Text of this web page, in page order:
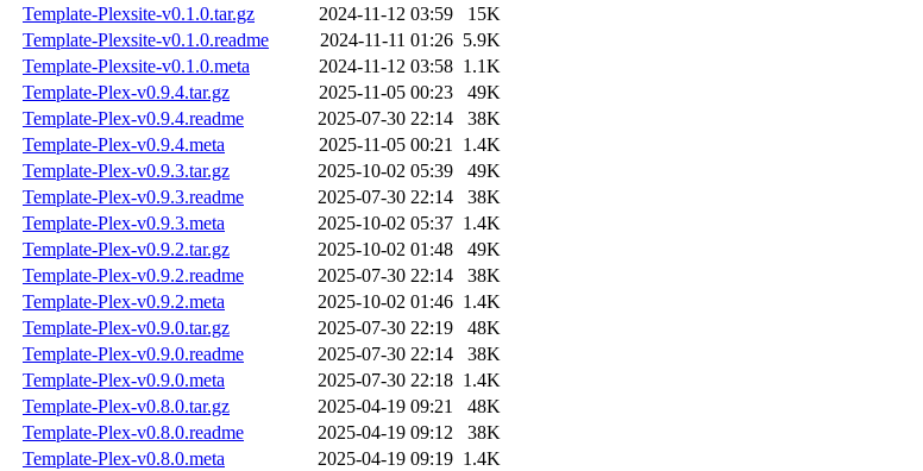
Template-Plexsite-v0.1.0.tar.gz
2024-11-12 03:59
15K
Template-Plexsite-v0.1.0.readme
2024-11-11 01:26 5.9K
Template-Plexsite-v0.1.0.meta
2024-11-12 03:58 1.1K
Template-Plex-v0.9.4.tar.gz
2025-11-05 00:23
49K
Template-Plex-v0.9.4.readme
2025-07-30 22:14
38K
Template-Plex-v0.9.4.meta
2025-11-05 00:21 1.4K
Template-Plex-v0.9.3.tar.gz
2025-10-02 05:39
49K
Template-Plex-v0.9.3.readme
2025-07-30 22:14
38K
Template-Plex-v0.9.3.meta
2025-10-02 05:37 1.4K
Template-Plex-v0.9.2.tar.gz
2025-10-02 01:48
49K
Template-Plex-v0.9.2.readme
2025-07-30 22:14
38K
Template-Plex-v0.9.2.meta
2025-10-02 01:46 1.4K
Template-Plex-v0.9.0.tar.gz
2025-07-30 22:19
48K
Template-Plex-v0.9.0.readme
2025-07-30 22:14
38K
Template-Plex-v0.9.0.meta
2025-07-30 22:18 1.4K
Template-Plex-v0.8.0.tar.gz
2025-04-19 09:21
48K
Template-Plex-v0.8.0.readme
2025-04-19 09:12
38K
Template-Plex-v0.8.0.meta
2025-04-19 09:19 1.4K